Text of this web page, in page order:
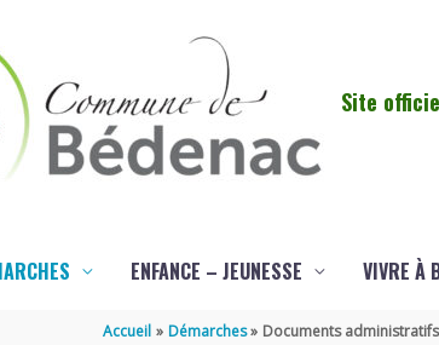
Site
ENFANCE – JEUNESSE VIVRE À
Accueil Démarches Documents administratifs